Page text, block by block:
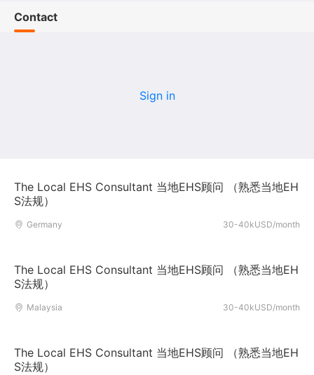
Contact
Sign in
The Local EHS Consultant 当地EHS顾问 （熟悉当地EH
S法规）
30-40kUSD/month
Germany
The Local EHS Consultant 当地EHS顾问 （熟悉当地EH
S法规）
30-40kUSD/month
Malaysia
The Local EHS Consultant 当地EHS顾问 （熟悉当地EH
S法规）